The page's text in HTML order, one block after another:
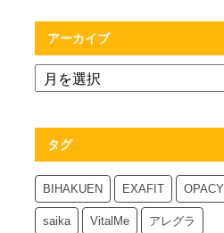
アーカイブ
タグ
BIHAKUEN EXAFIT OPACY
saika VitalMe アレグラ